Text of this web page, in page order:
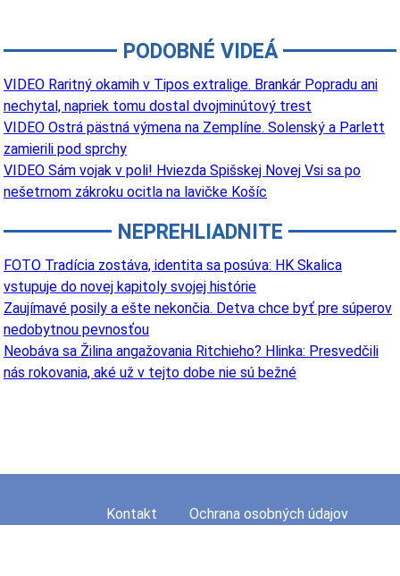
PODOBNÉ VIDEÁ
VIDEO Raritný okamih v Tipos extralige. Brankár Popradu ani
nechytal, napriek tomu dostal dvojminútový trest
VIDEO Ostrá pästná výmena na Zemplíne. Solenský a Parlett
zamierili pod sprchy
VIDEO Sám vojak v poli! Hviezda Spišskej Novej Vsi sa po
nešetrnom zákroku ocitla na lavičke Košíc
NEPREHLIADNITE
FOTO Tradícia zostáva, identita sa posúva: HK Skalica
vstupuje do novej kapitoly svojej histórie
Zaujímavé posily a ešte nekončia. Detva chce byť pre súperov
nedobytnou pevnosťou
Neobáva sa Žilina angažovania Ritchieho? Hlinka: Presvedčili
nás rokovania, aké už v tejto dobe nie sú bežné
Kontakt Ochrana osobných údajov